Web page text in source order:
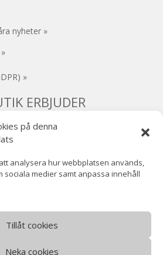
på denna
analysera hur webbplatsen används,
medier samt anpassa innehåll
Tillåt cookies
Neka cookies
nyheter »
»
ERBJUDER
vid köp över 1000 kr
i Mjölby
(Norge)
(ingen tullavgift)